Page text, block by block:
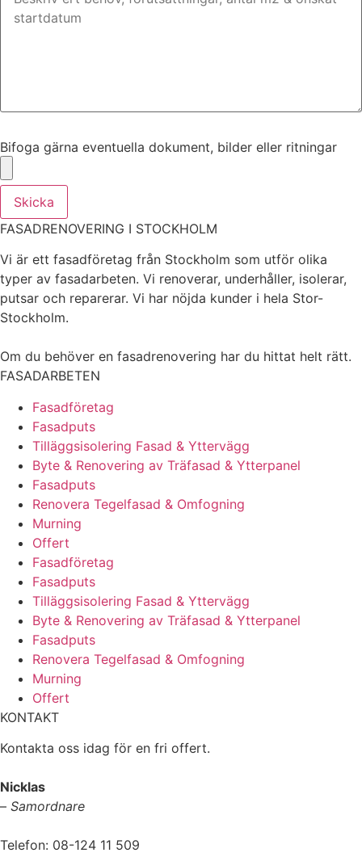
Bifoga gärna eventuella dokument, bilder eller ritningar
Skicka
FASADRENOVERING I STOCKHOLM
Vi är ett fasadföretag från Stockholm som utför olika
typer av fasadarbeten. Vi renoverar, underhåller, isolerar,
putsar och reparerar. Vi har nöjda kunder i hela Stor-
Stockholm.
Om du behöver en fasadrenovering har du hittat helt rätt.
FASADARBETEN
Fasadföretag
Fasadputs
Tilläggsisolering Fasad & Yttervägg
Byte & Renovering av Träfasad & Ytterpanel
Fasadputs
Renovera Tegelfasad & Omfogning
Murning
Offert
Fasadföretag
Fasadputs
Tilläggsisolering Fasad & Yttervägg
Byte & Renovering av Träfasad & Ytterpanel
Fasadputs
Renovera Tegelfasad & Omfogning
Murning
Offert
KONTAKT
Kontakta oss idag för en fri offert.
Nicklas
– Samordnare
Telefon: 08-124 11 509